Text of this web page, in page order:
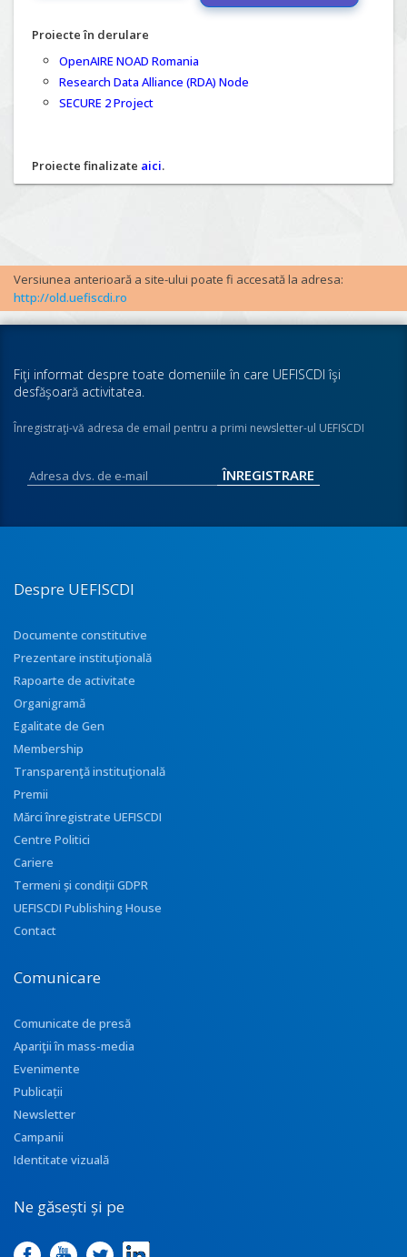
Proiecte în derulare
OpenAIRE NOAD Romania
Research Data Alliance (RDA) Node
SECURE 2 Project
Proiecte finalizate aici.
Versiunea anterioară a site-ului poate fi accesată la adresa:
http://old.uefiscdi.ro
Fiţi informat despre toate domeniile în care UEFISCDI îşi
desfăşoară activitatea.
Înregistraţi-vă adresa de email pentru a primi newsletter-ul UEFISCDI
Despre UEFISCDI
Documente constitutive
Prezentare instituţională
Rapoarte de activitate
Organigramă
Egalitate de Gen
Membership
Transparenţă instituţională
Premii
Mărci înregistrate UEFISCDI
Centre Politici
Cariere
Termeni și condiții GDPR
UEFISCDI Publishing House
Contact
Comunicare
Comunicate de presă
Apariţii în mass-media
Evenimente
Publicații
Newsletter
Campanii
Identitate vizuală
Ne găsești și pe